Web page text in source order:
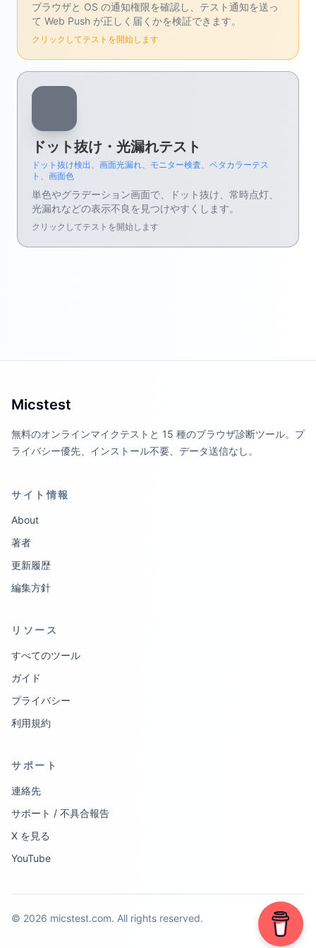
ブラウザと OS の通知権限を確認し、テスト通知を送っ
て Web Push が正しく届くかを検証できます。
クリックしてテストを開始します
ドット抜け・光漏れテスト
ドット抜け検出、画面光漏れ、モニター検査、ベタカラーテス
ト、画面色
単色やグラデーション画面で、ドット抜け、常時点灯、
光漏れなどの表示不良を見つけやすくします。
クリックしてテストを開始します
Micstest
無料のオンラインマイクテストと 15 種のブラウザ診断ツール。プ
ライバシー優先、インストール不要、データ送信なし。
サイト情報
About
著者
更新履歴
編集方針
リソース
すべてのツール
ガイド
プライバシー
利用規約
サポート
連絡先
サポート / 不具合報告
X を見る
YouTube
© 2026 micstest.com. All rights reserved.